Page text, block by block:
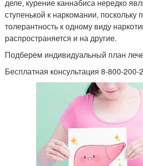
деле, курение каннабиса нередко
ступенькой к наркомании, поскольку
толерантность к одному виду
распространяется и на другие.
Подберем индивидуальный план
Бесплатная консультация 8-800-200-